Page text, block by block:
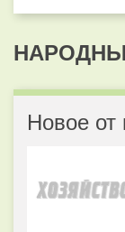
Новое от